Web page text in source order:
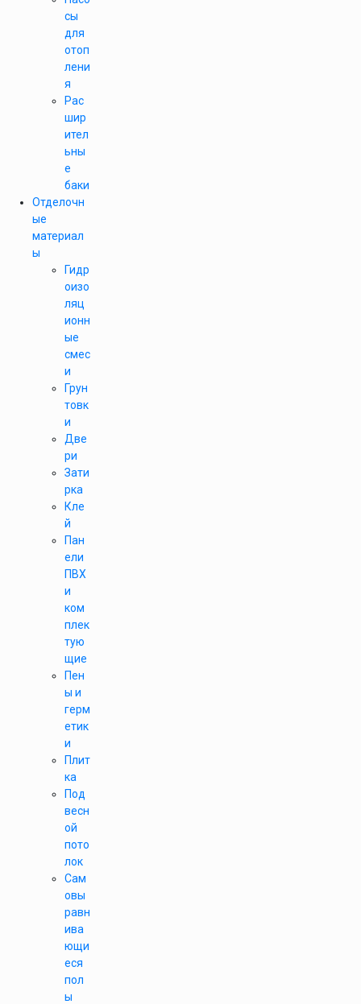
сы
для
отоп
лени
я
Рас
шир
ител
ьны
е
баки
Отделочн
ые
материал
ы
Гидр
оизо
ляц
ионн
ые
смес
и
Грун
товк
и
Две
ри
Зати
рка
Кле
й
Пан
ели
ПВХ
и
ком
плек
тую
щие
Пен
ы и
герм
етик
и
Плит
ка
Под
весн
ой
пото
лок
Сам
овы
равн
ива
ющи
еся
пол
ы